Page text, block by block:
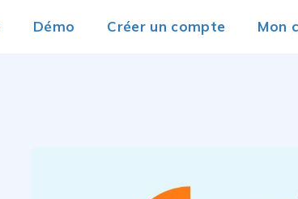
Démo Créer un compte Mon